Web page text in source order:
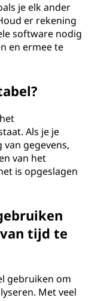
je elk ander
er rekening
software nodig
en ermee te
Als je je
gegevens,
van het
is opgeslagen
tijd te
gebruiken om
Met veel